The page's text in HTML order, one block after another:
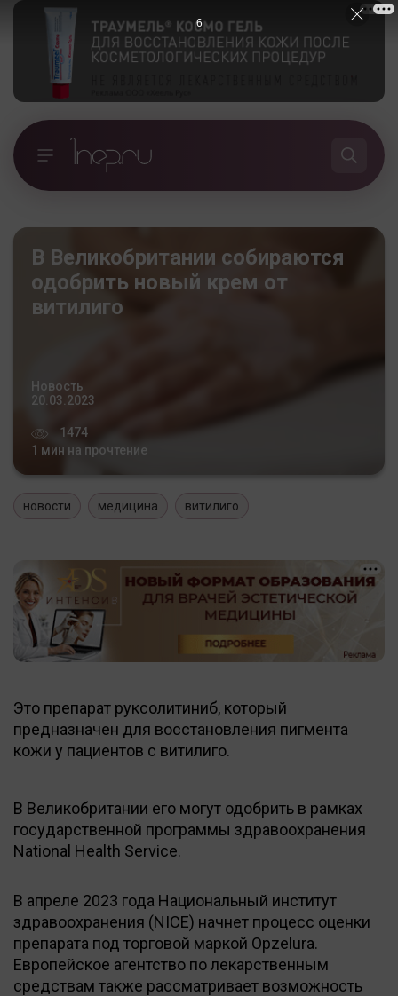
В Великобритании собираются
одобрить новый крем от
витилиго
Новость
20.03.2023
1474
1 мин на прочтение
новости медицина витилиго
Это препарат руксолитиниб, который
предназначен для восстановления пигмента
кожи у пациентов с витилиго.
В Великобритании его могут одобрить в рамках
государственной программы здравоохранения
National Health Service.
В апреле 2023 года Национальный институт
здравоохранения (NICE) начнет процесс оценки
препарата под торговой маркой Opzelura.
Европейское агентство по лекарственным
средствам также рассматривает возможность
5